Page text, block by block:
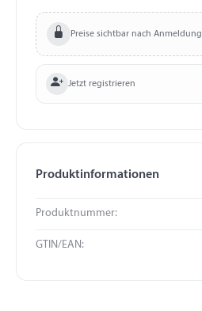
Preise sichtbar nach Anmeldung
Jetzt registrieren
Produktinformationen
Produktnummer:
GTIN/EAN: